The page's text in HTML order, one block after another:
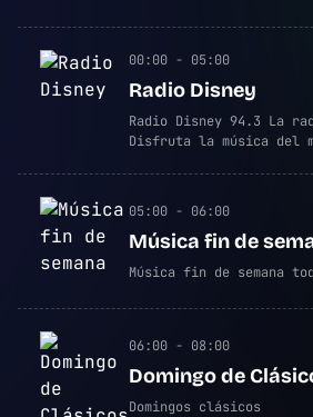
00:00 - 05:00
Radio Disney
Radio Disney 94.3 La
Disfruta la música del
05:00 - 06:00
Música fin de
Música fin de semana
06:00 - 08:00
Domingo de
Domingos clásicos